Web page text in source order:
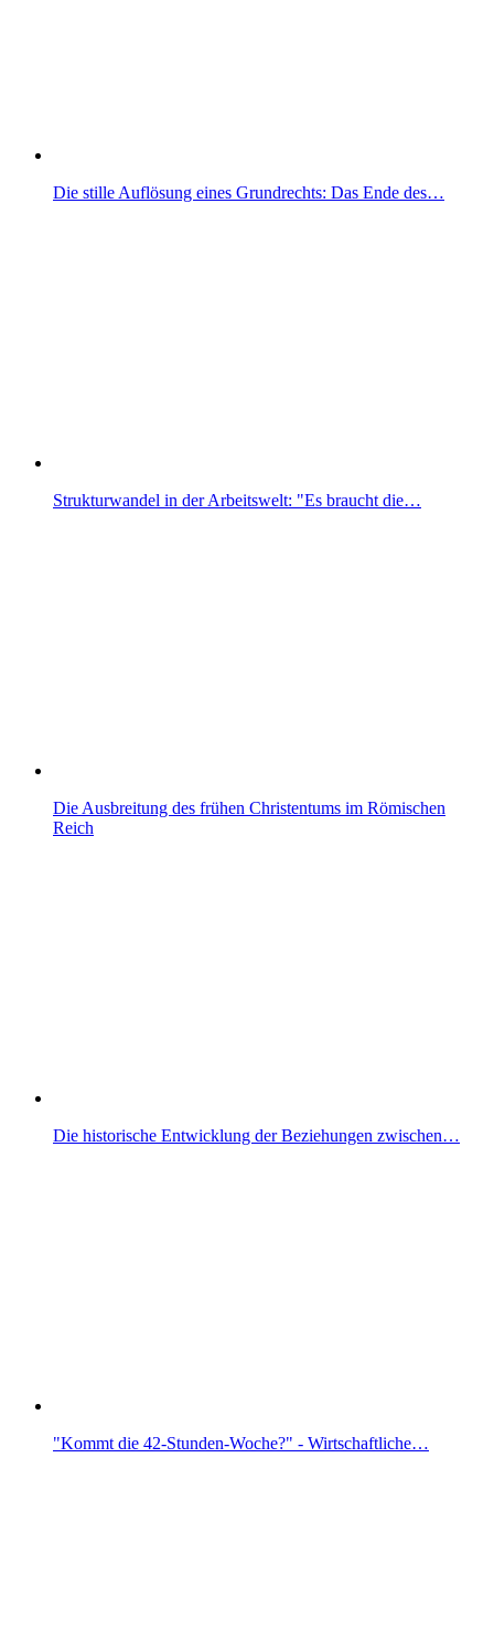
Die stille Auflösung eines Grundrechts: Das Ende des…
Strukturwandel in der Arbeitswelt: "Es braucht die…
Die Ausbreitung des frühen Christentums im Römischen
Reich
Die historische Entwicklung der Beziehungen zwischen…
"Kommt die 42-Stunden-Woche?" - Wirtschaftliche…